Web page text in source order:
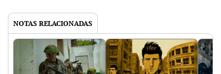
NOTAS RELACIONADAS